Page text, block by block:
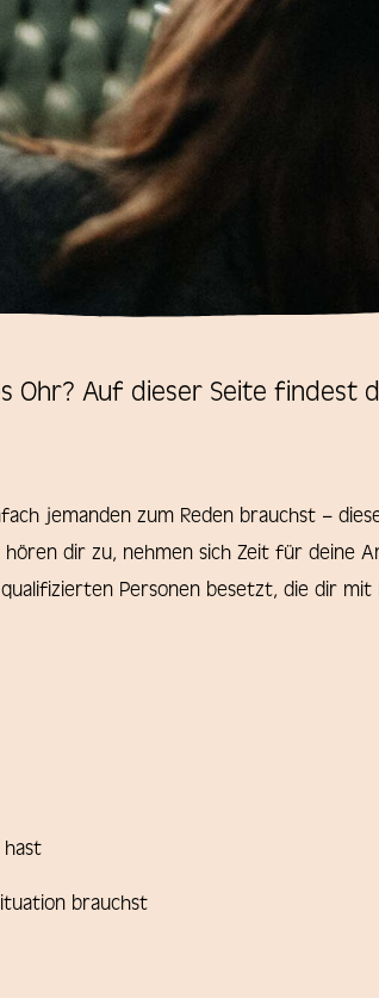
Auf dieser Seite findest
jemanden zum Reden brauchst –
dir zu, nehmen sich Zeit für deine
Personen besetzt, die dir mit
hast
brauchst